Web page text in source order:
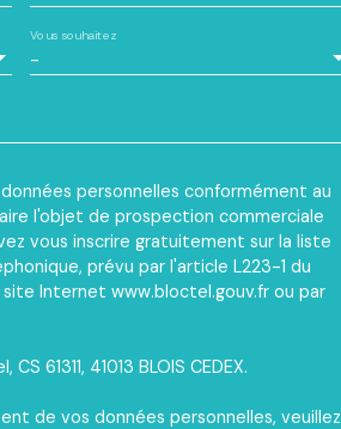
-
Vous souhaitez
personnelles conformément au
l'objet de prospection commerciale
vous inscrire gratuitement sur la liste
prévu par l'article L223-1 du
Internet www.bloctel.gouv.fr ou par
61311, 41013 BLOIS CEDEX.
de vos données personnelles, veuillez